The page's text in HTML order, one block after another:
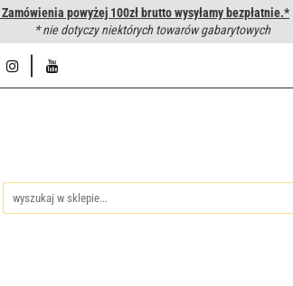
Zamówienia powyżej 100zł brutto wysyłamy bezpłatnie.*
* nie dotyczy niektórych towarów gabarytowych
hydraulicznych Hurtownia Napisz do nas